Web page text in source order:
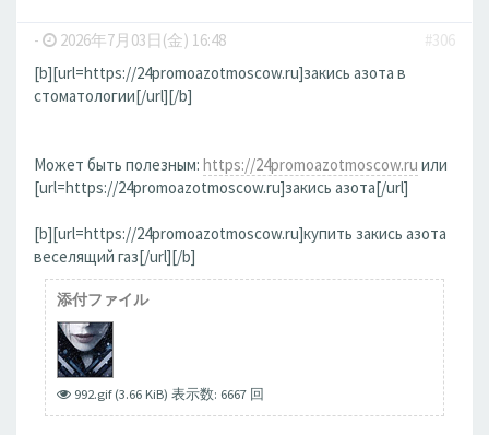
- 2026年7月03日(金) 16:48
#306
[b][url=https://24promoazotmoscow.ru]закись азота в
стоматологии[/url][/b]
Может быть полезным: https://24promoazotmoscow.ru или
[url=https://24promoazotmoscow.ru]закись азота[/url]
[b][url=https://24promoazotmoscow.ru]купить закись азота
веселящий газ[/url][/b]
添付ファイル
992.gif (3.66 KiB) 表示数: 6667 回